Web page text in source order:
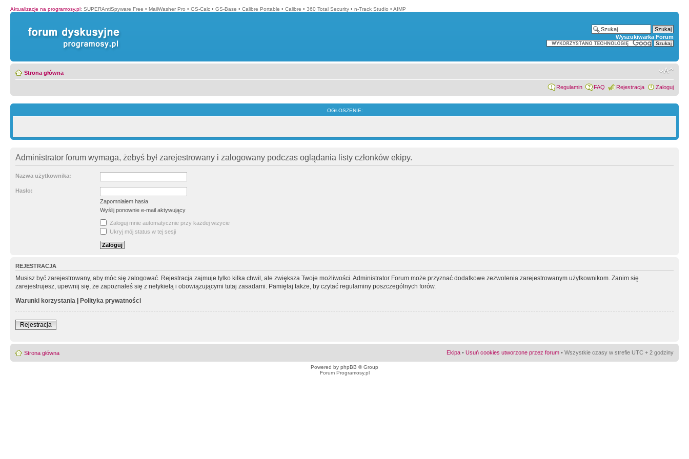
Aktualizacje na programosy.pl: SUPERAntiSpyware Free • MailWasher Pro • GS-Calc • GS-Base • Calibre Portable • Calibre • 360 Total Security • n-Track Studio • AIMP
Wyszukiwarka Forum
Strona główna
Regulamin FAQ Rejestracja Zaloguj
OGŁOSZENIE:
Administrator forum wymaga, żebyś był zarejestrowany i zalogowany podczas oglądania listy członków ekipy.
Nazwa użytkownika:
Hasło:
Zapomniałem hasła
Wyślij ponownie e-mail aktywujący
Zaloguj mnie automatycznie przy każdej wizycie
Ukryj mój status w tej sesji
REJESTRACJA
Musisz być zarejestrowany, aby móc się zalogować. Rejestracja zajmuje tylko kilka chwil, ale zwiększa Twoje możliwości. Administrator Forum może przyznać dodatkowe zezwolenia zarejestrowanym użytkownikom. Zanim się
zarejestrujesz, upewnij się, że zapoznałeś się z netykietą i obowiązującymi tutaj zasadami. Pamiętaj także, by czytać regulaminy poszczególnych forów.
Warunki korzystania | Polityka prywatności
Rejestracja
Strona główna Ekipa • Usuń cookies utworzone przez forum • Wszystkie czasy w strefie UTC + 2 godziny
Powered by phpBB © Group
Forum Programosy.pl